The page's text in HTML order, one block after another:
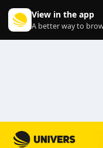
View in the app
A better way to